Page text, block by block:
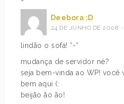
Deebora :D
24 DE JUNHO DE 2008 -
lindão o sofá! *-*
mudança de servidor né?
seja bem-vinda ao WP! você
bem aqui (:
beijão ão ão!